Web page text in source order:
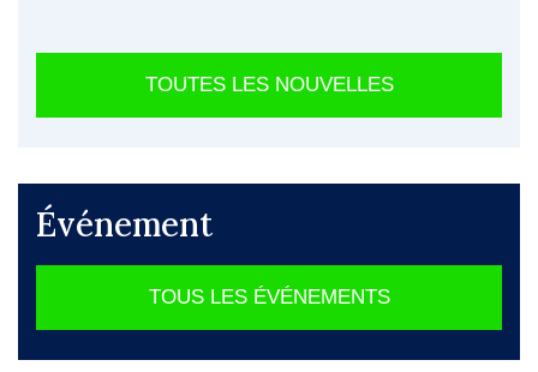
TOUTES LES NOUVELLES
Événement
TOUS LES ÉVÉNEMENTS